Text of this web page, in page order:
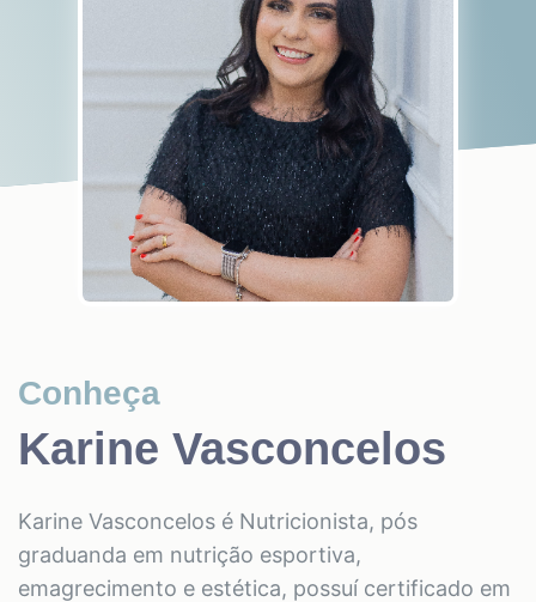
Conheça
Karine Vasconcelos
Karine Vasconcelos é Nutricionista, pós
graduanda em nutrição esportiva,
emagrecimento e estética, possuí certificado em